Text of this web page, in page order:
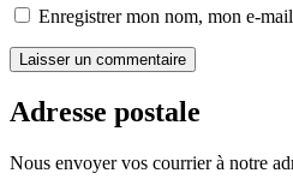
Enregistrer mon nom, mon e-
Adresse postale
Nous envoyer vos courrier à notre